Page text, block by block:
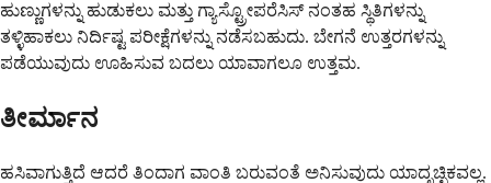
ಹುಣ್ಣುಗಳನ್ನು ಹುಡುಕಲು ಮತ್ತು ಗ್ಯಾಸ್ಟ್ರೋಪರೆಸಿಸ್ ನಂತಹ ಸ್ಥಿತಿಗಳನ್ನು
ತಳ್ಳಿಹಾಕಲು ನಿರ್ದಿಷ್ಟ ಪರೀಕ್ಷೆಗಳನ್ನು ನಡೆಸಬಹುದು. ಬೇಗನೆ ಉತ್ತರಗಳನ್ನು
ಪಡೆಯುವುದು ಊಹಿಸುವ ಬದಲು ಯಾವಾಗಲೂ ಉತ್ತಮ.
ತೀರ್ಮಾನ
ಹಸಿವಾಗುತ್ತಿದೆ ಆದರೆ ತಿಂದಾಗ ವಾಂತಿ ಬರುವಂತೆ ಅನಿಸುವುದು ಯಾದೃಚ್ಛಿಕವಲ್ಲ.